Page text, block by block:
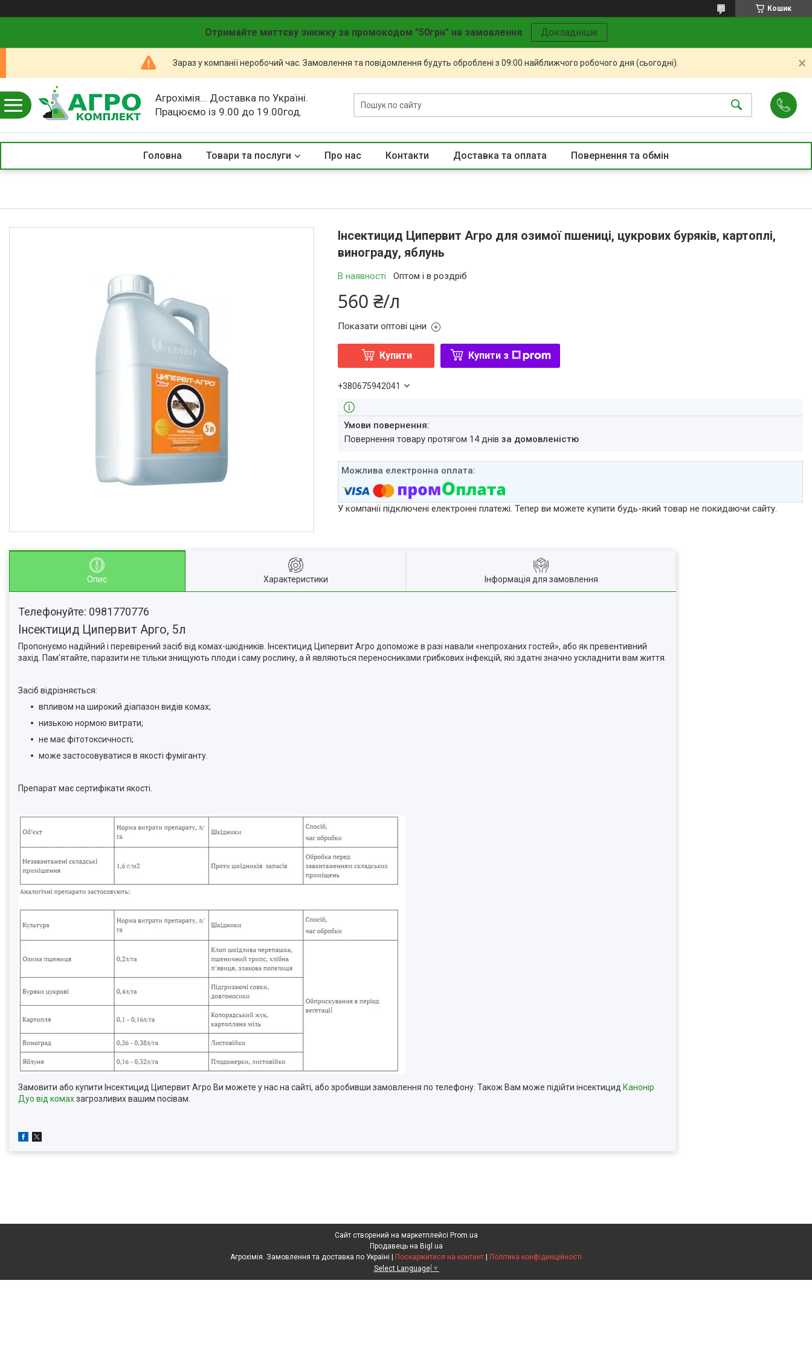
Кошик
Отримайте миттєву знижку за промокодом "50грн" на замовлення Докладніше
Зараз у компанії неробочий час. Замовлення та повідомлення будуть оброблені з 09:00 найближчого робочого дня (сьогодні).
Агрохімія... Доставка по Україні.
Працюємо із 9.00 до 19.00год.
Головна Товари та послуги Про нас Контакти Доставка та оплата Повернення та обмін
Інсектицид Ципервит Агро для озимої пшениці, цукрових буряків, картоплі,
винограду, яблунь
В наявності Оптом і в роздріб
560 ₴/л
Показати оптові ціни
Купити Купити з
+380675942041
повернення товару протягом 14 днівза домовленістю
У компанії підключені електронні платежі. Тепер ви можете купити будь-який товар не покидаючи сайту.
Опис Характеристики Інформація для замовлення
Телефонуйте: 0981770776
Інсектицид Ципервит Арго, 5л
Пропонуємо надійний і перевірений засіб від комах-шкідників. Інсектицид Ципервит Агро допоможе в разі навали «непроханих гостей», або як превентивний
захід. Пам'ятайте, паразити не тільки знищують плоди і саму рослину, а й являються переносниками грибкових інфекцій, які здатні значно ускладнити вам життя.
Засіб відрізняється:
впливом на широкий діапазон видів комах;
низькою нормою витрати;
не має фітотоксичності;
може застосовуватися в якості фуміганту.
Препарат має сертифікати якості.
Замовити або купити Інсектицид Ципервит Агро Ви можете у нас на сайті, або зробивши замовлення по телефону. Також Вам може підійти інсектицид Канонір
Дуо від комахзагрозливих вашим посівам.
Сайт створений на маркетплейсі Prom.ua
Продавець на Bigl.ua
Поскаржитися на контент
Політика конфіденційності
Select Language ▼